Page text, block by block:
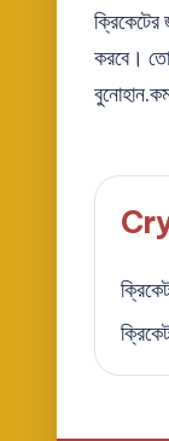
করবে।